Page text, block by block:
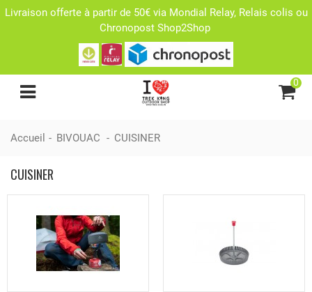
Livraison offerte à partir de 50€ via Mondial Relay, Relais colis ou
Chronopost Shop2Shop
0
Accueil - BIVOUAC - CUISINER
CUISINER